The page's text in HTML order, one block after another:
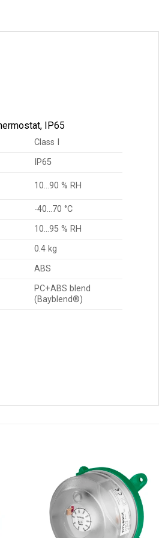
IP65
Class I
IP65
10…90 % RH
-40…70 °C
10…95 % RH
0.4 kg
ABS
PC+ABS blend
(Bayblend®)